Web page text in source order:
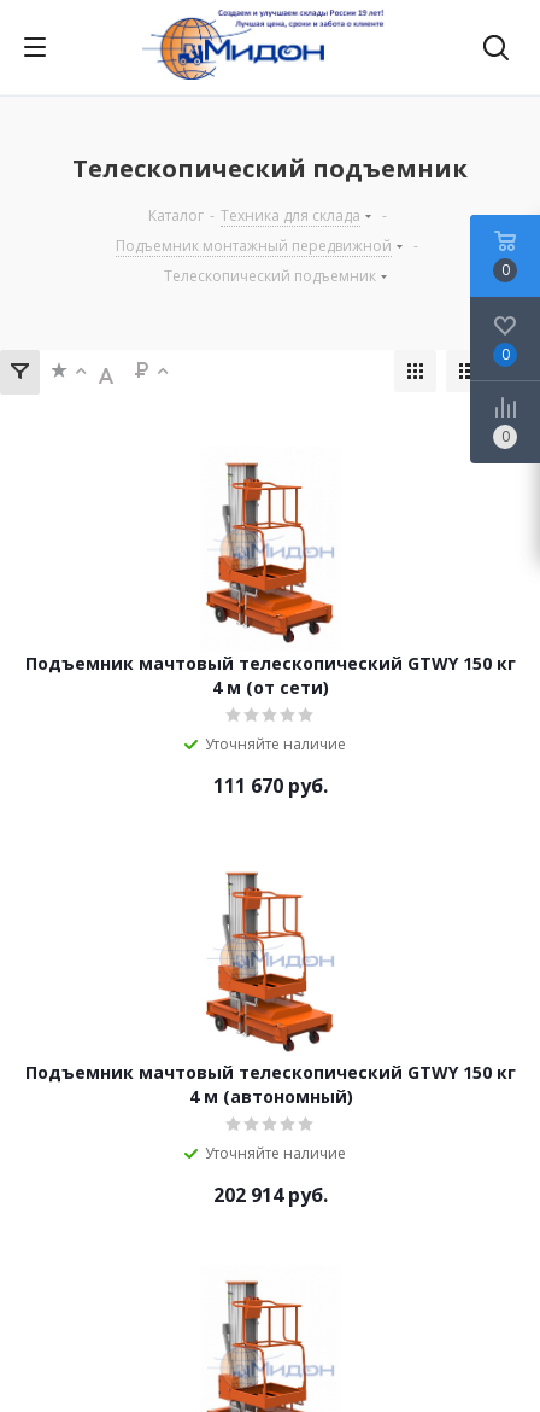
Телескопический подъемник
Каталог - Техника для склада
-
Подъемник монтажный передвижной
-
Телескопический подъемник
Подъемник мачтовый телескопический GTWY 150 кг
4 м (от сети)
Уточняйте наличие
111 670 руб.
Подъемник мачтовый телескопический GTWY 150 кг
4 м (автономный)
Уточняйте наличие
202 914руб.
0
0
0